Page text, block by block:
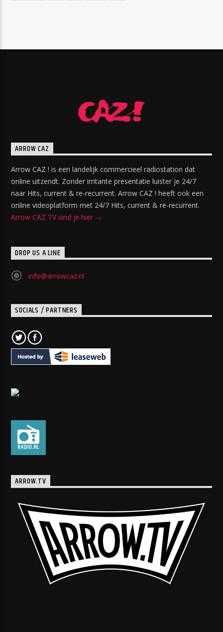
ARROW CAZ
Arrow CAZ ! is een landelijk commercieel radiostation dat
online uitzendt. Zonder irritante presentatie luister je 24/7
naar Hits, current & re-recurrent. Arrow CAZ ! heeft ook een
online videoplatform met 24/7 Hits, current & re-recurrent.
Arrow CAZ TV vind je hier
DROP US A LINE
info@arrowcaz.nl
SOCIALS / PARTNERS
ARROW.TV